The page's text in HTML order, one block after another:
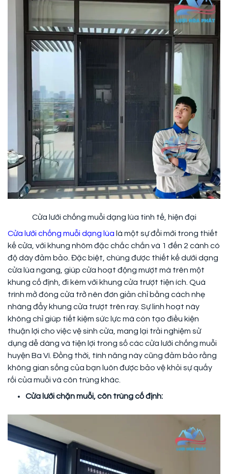
Cửa lưới chống muỗi dạng lùa tinh tế, hiện đại
Cửa lưới chống muỗi dạng lùa là một sự đổi mới trong thiết
kế cửa, với khung nhôm đặc chắc chắn và 1 đến 2 cánh có
độ dày đảm bảo. Đặc biệt, chúng được thiết kế dưới dạng
cửa lùa ngang, giúp cửa hoạt động mượt mà trên một
khung cố định, đi kèm với khung cửa trượt tiện ích. Quá
trình mở đóng cửa trở nên đơn giản chỉ bằng cách nhẹ
nhàng đẩy khung cửa trượt trên ray. Sự linh hoạt này
không chỉ giúp tiết kiệm sức lực mà còn tạo điều kiện
thuận lợi cho việc vệ sinh cửa, mang lại trải nghiệm sử
dụng dễ dàng và tiện lợi trong số các cửa lưới chống muỗi
huyện Ba Vì. Đồng thời, tính năng này cũng đảm bảo rằng
không gian sống của bạn luôn được bảo vệ khỏi sự quấy
rối của muỗi và côn trùng khác.
Cửa lưới chặn muỗi, côn trùng cố định: